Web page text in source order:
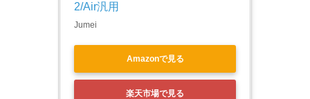
2/Air汎用
Jumei
Amazonで見る
楽天市場で見る